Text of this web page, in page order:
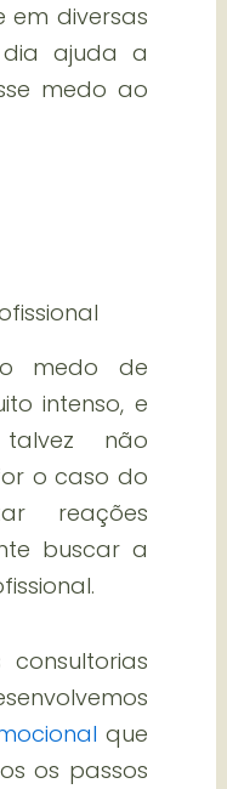
diversas
ajuda a
medo ao
medo de
intenso, e
não
o caso do
reações
buscar a
que
os passos